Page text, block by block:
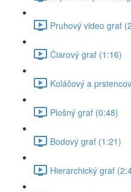
Pruhový video graf
Čiarový graf (1:16)
Koláčový a
Plošný graf (0:48)
Bodový graf (1:21)
Hierarchický graf